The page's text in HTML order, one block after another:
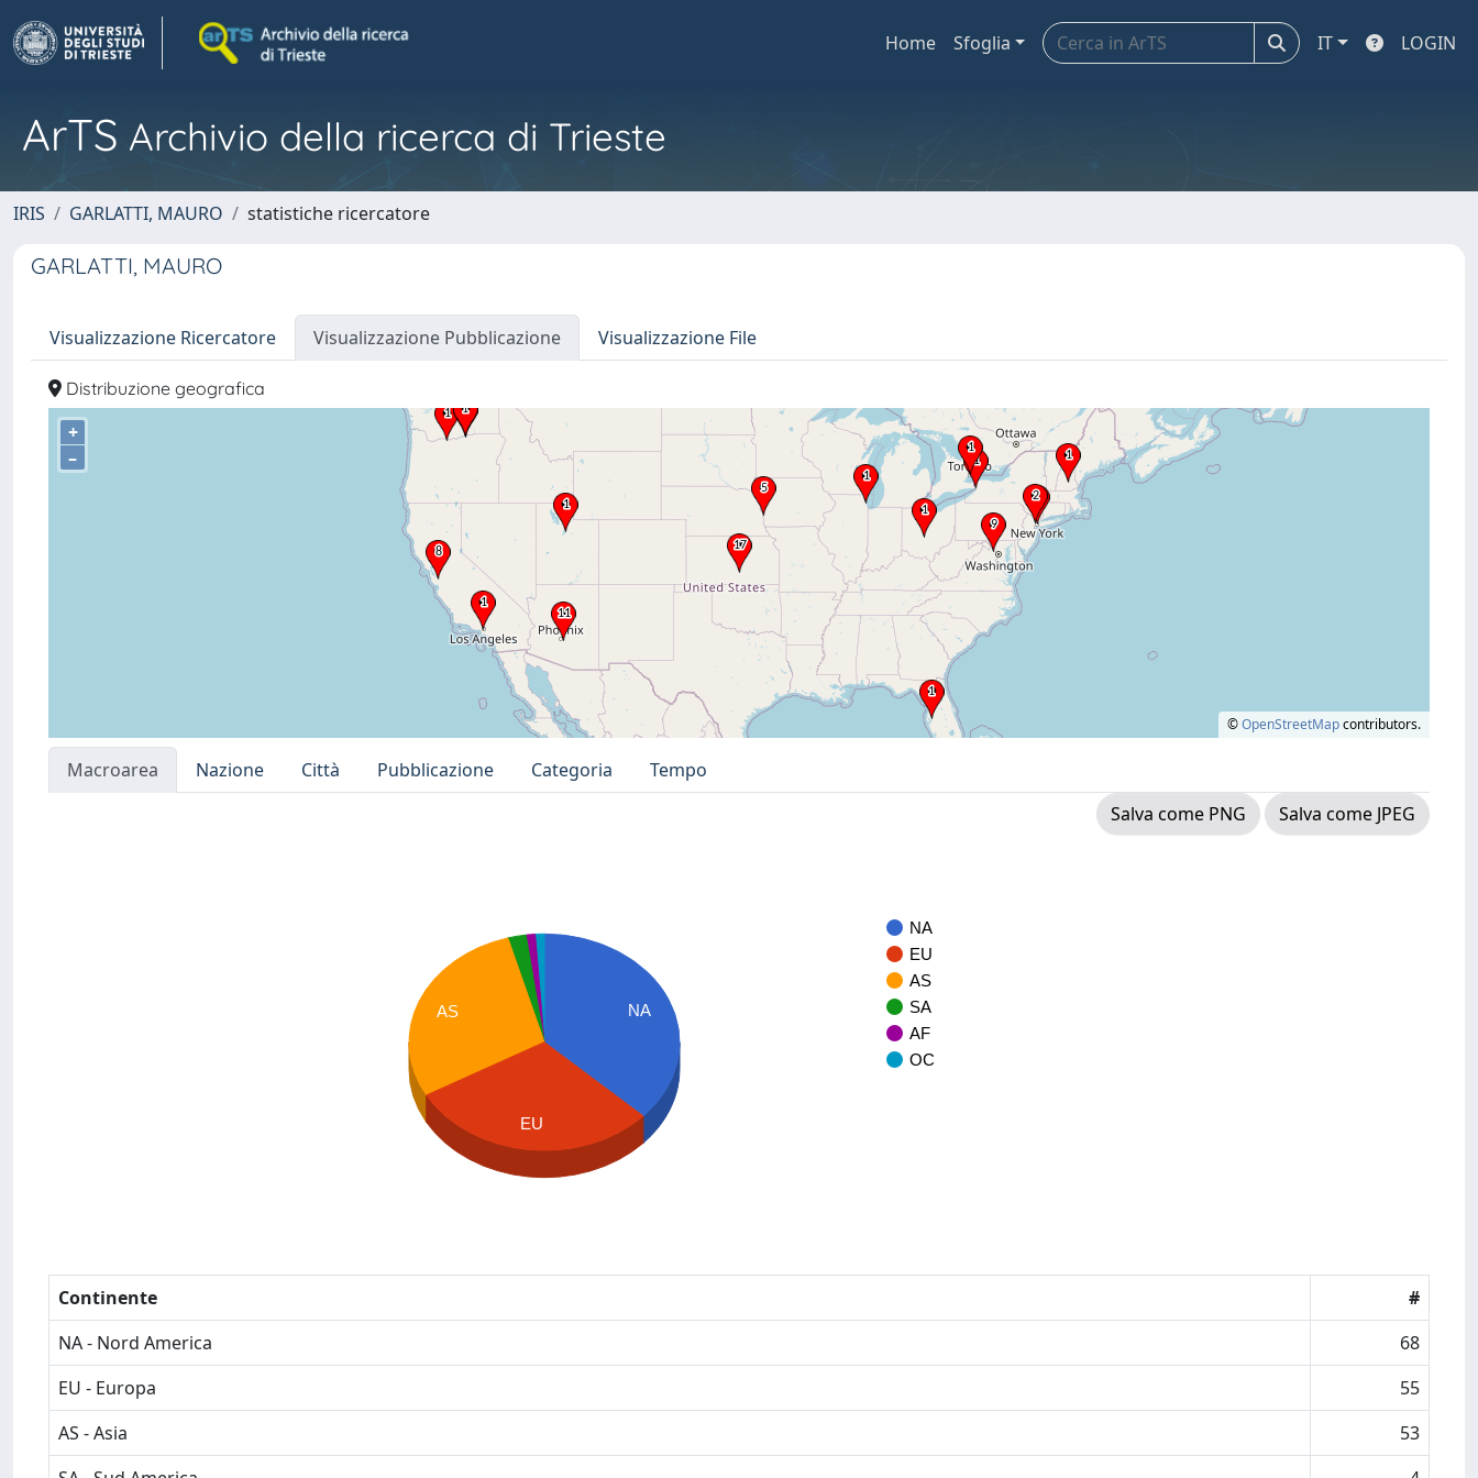
Home Sfoglia IT LOGIN
ArTS Archivio della ricerca di Trieste
IRIS GARLATTI, MAURO statistiche ricercatore
GARLATTI, MAURO
Visualizzazione Ricercatore Visualizzazione Pubblicazione Visualizzazione File
Distribuzione geografica
+
–
©OpenStreetMapcontributors.
Macroarea Nazione Città Pubblicazione Categoria
Tempo
Salva come PNG
Salva come JPEG
NA
EU
AS
SA
AF
OC
NA
AS
EU
Continente
#
NA - Nord America
68
EU - Europa
55
AS - Asia
53